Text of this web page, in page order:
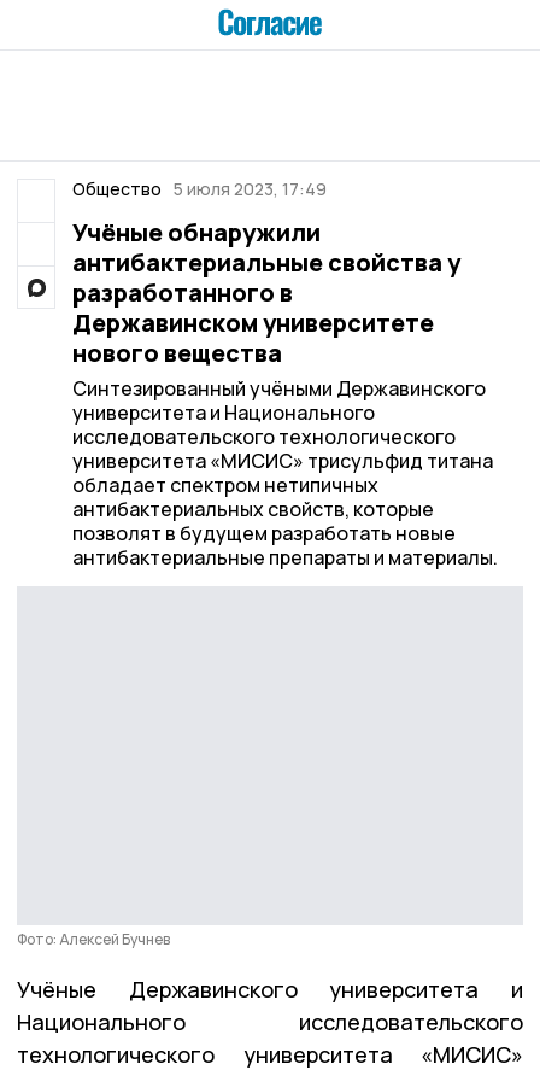
Общество 5 июля 2023, 17:49
Учёные обнаружили
антибактериальные свойства у
разработанного в
Державинском университете
нового вещества
Синтезированный учёными Державинского
университета и Национального
исследовательского технологического
университета «МИСИС» трисульфид титана
обладает спектром нетипичных
антибактериальных свойств, которые
позволят в будущем разработать новые
антибактериальные препараты и материалы.
Фото: Алексей Бучнев
Учёные Державинского университета и
Национального исследовательского
технологического университета «МИСИС»